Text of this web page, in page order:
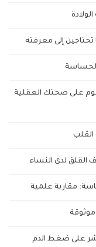
تحتاجين إلى معرفته
الحساسة
على صحتك العقلية
القلب
لدى النساء
مقاربة علمية
موثوقة
على ضغط الدم